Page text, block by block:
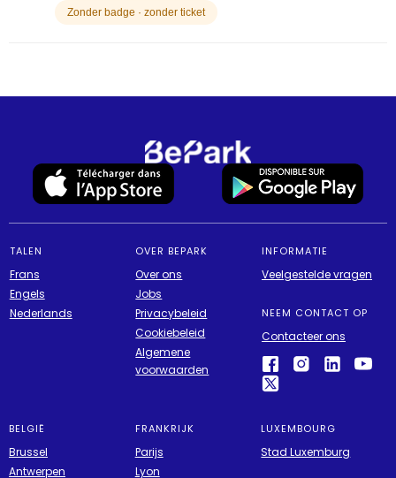
Zonder badge · zonder ticket
TALEN
Frans
Engels
Nederlands
OVER BEPARK
Over ons
Jobs
Privacybeleid
Cookiebeleid
Algemene
voorwaarden
INFORMATIE
Veelgestelde vragen
NEEM CONTACT OP
Contacteer ons
BELGIË
Brussel
Antwerpen
FRANKRIJK
Parijs
Lyon
LUXEMBOURG
Stad Luxemburg